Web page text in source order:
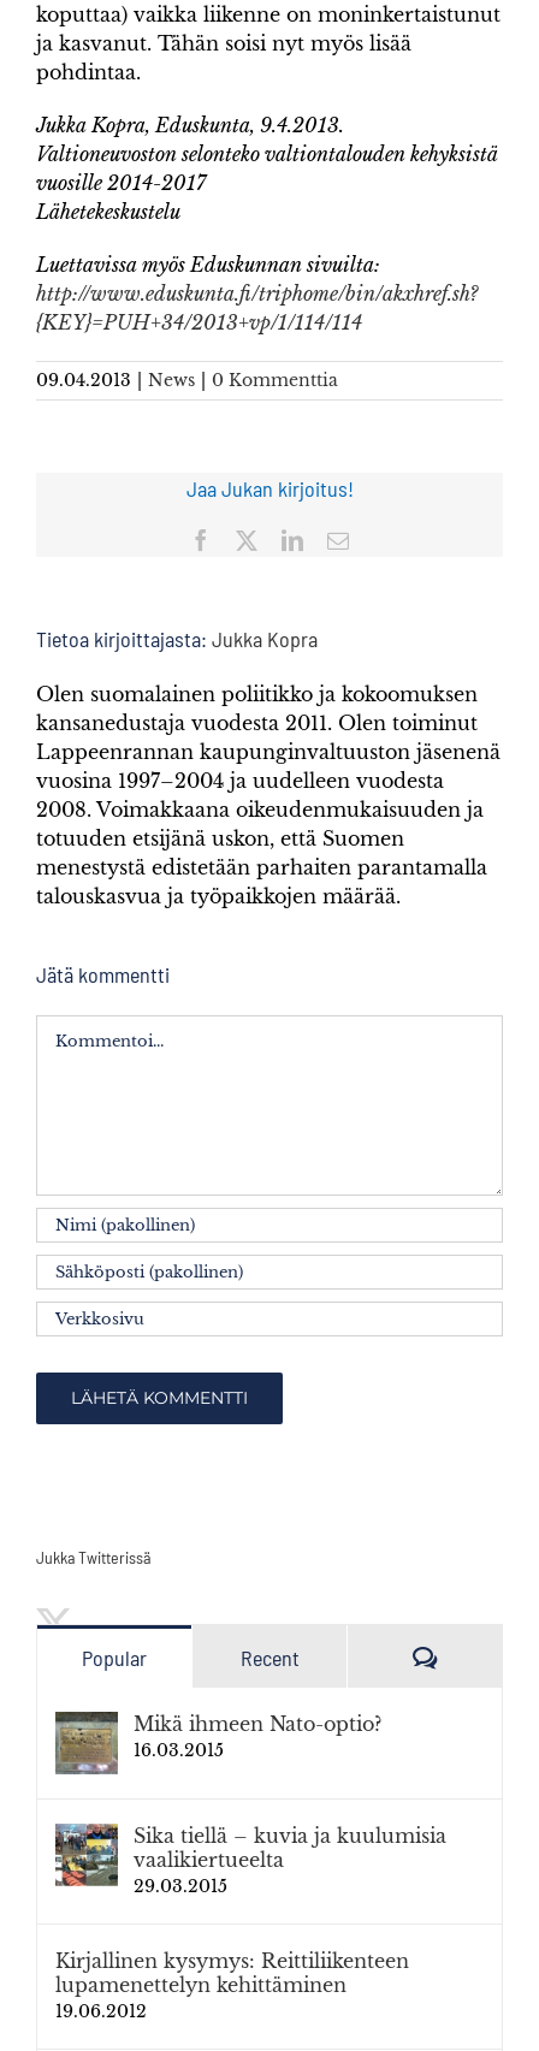
koputtaa) vaikka liikenne on moninkertaistunut
ja kasvanut. Tähän soisi nyt myös lisää
pohdintaa.
Jukka Kopra, Eduskunta, 9.4.2013.
Valtioneuvoston selonteko valtiontalouden kehyksistä
vuosille 2014-2017
Lähetekeskustelu
Luettavissa myös Eduskunnan sivuilta:
http://www.eduskunta.fi/triphome/bin/akxhref.sh?
{KEY}=PUH+34/2013+vp/1/114/114
09.04.2013 News 0 Kommenttia
Jaa Jukan kirjoitus!
Facebook LinkedInSähköposti
Tietoa kirjoittajasta: Jukka Kopra
Olen suomalainen poliitikko ja kokoomuksen
kansanedustaja vuodesta 2011. Olen toiminut
Lappeenrannan kaupunginvaltuuston jäsenenä
vuosina 1997–2004 ja uudelleen vuodesta
2008. Voimakkaana oikeudenmukaisuuden ja
totuuden etsijänä uskon, että Suomen
menestystä edistetään parhaiten parantamalla
talouskasvua ja työpaikkojen määrää.
Jätä kommentti
Kommentti
Jukka Twitterissä
Popular Recent Kommenttia
Mikä ihmeen Nato-optio?
16.03.2015
Sika tiellä – kuvia ja kuulumisia
vaalikiertueelta
29.03.2015
Kirjallinen kysymys: Reittiliikenteen
lupamenettelyn kehittäminen
19.06.2012